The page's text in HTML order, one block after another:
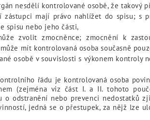
nesdělí kontrolované osobě, že takový
zástupci mají právo nahlížet do spisu;
spisu nebo jeho části,
zvolit zmocněnce; zmocnění k
mít kontrolovaná osoba současně
osobě v souvislosti s výkonem kontroly
řádu je kontrolovaná osoba
(zejména viz část I. a II. tohoto
o odstranění nebo prevenci nedostatků
jedná se o přestupek, za nějž lze